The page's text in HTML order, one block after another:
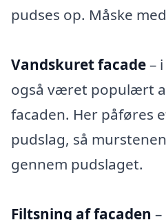
pudses op. Måske
Vandskuret facade–
også været populært
facaden. Her påføres
pudslag, så
gennem pudslaget.
Filtsning af facaden